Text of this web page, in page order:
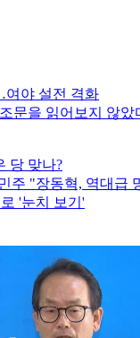
야 설전 격화
문을 읽어보지 않
당 맞나?
주 "장동혁, 역대급
'눈치 보기'